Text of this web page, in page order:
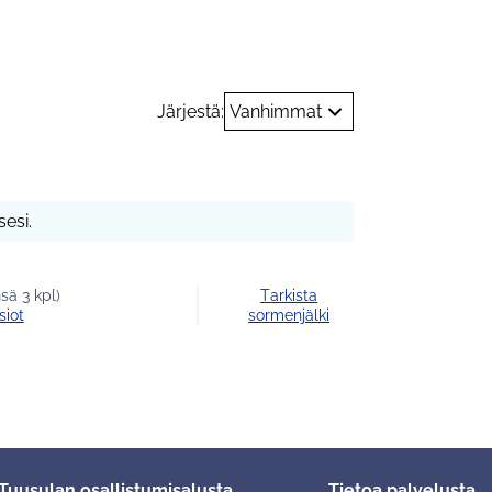
Järjestä: Vanhimmat
3 kpl)
Tarkista
sormenjälki